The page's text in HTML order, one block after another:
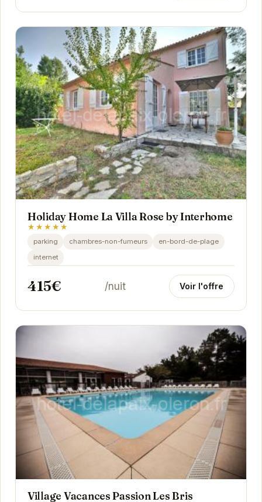
Holiday Home La Villa Rose by Interhome
★★★★★
parking chambres-non-fumeurs
en-bord-de-plage
internet
415€ /nuit Voir l'offre
Village Vacances Passion Les Bris